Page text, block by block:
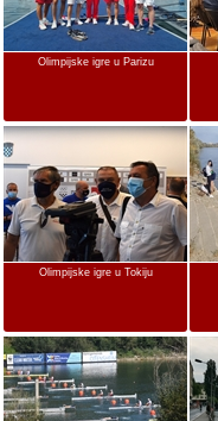
Olimpijske igre u Parizu
Olimpijske igre u Tokiju